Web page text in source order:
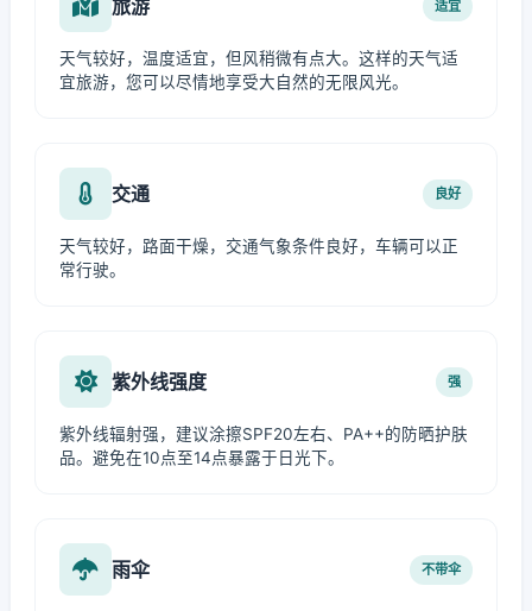
旅游 适宜
天气较好，温度适宜，但风稍微有点大。这样的天气适
宜旅游，您可以尽情地享受大自然的无限风光。
交通 良好
天气较好，路面干燥，交通气象条件良好，车辆可以正
常行驶。
紫外线强度 强
紫外线辐射强，建议涂擦SPF20左右、PA++的防晒护肤
品。避免在10点至14点暴露于日光下。
雨伞 不带伞